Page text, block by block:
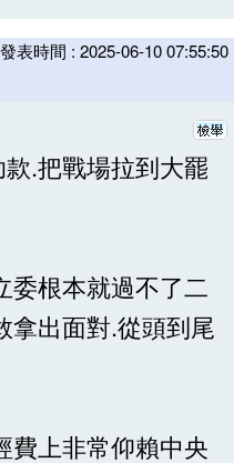
發表時間 : 2025-06-10 07:55:50
.把戰場拉到大罷
委根本就過不了二
拿出面對.從頭到尾
費上非常仰賴中央